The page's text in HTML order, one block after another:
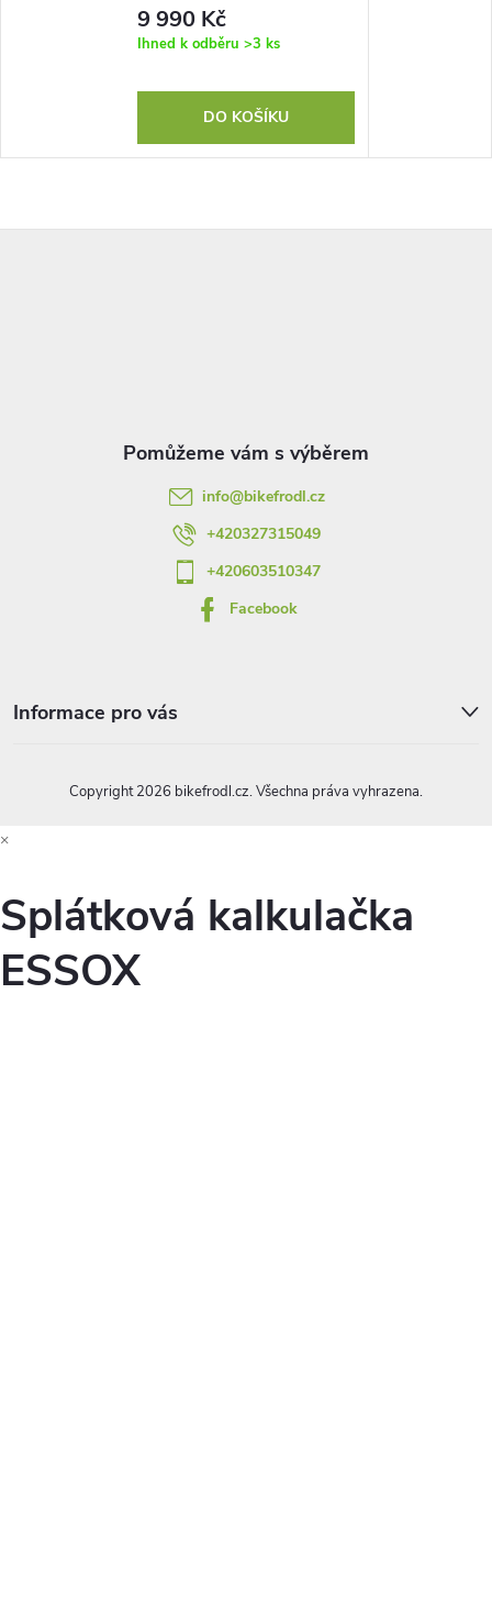
9 990 Kč
Ihned k odběru >3 ks
DO KOŠÍKU
info@bikefrodl.cz
+420327315049
+420603510347
Facebook
Informace pro vás
Copyright 2026 bikefrodl.cz. Všechna práva vyhrazena.
×
Splátková kalkulačka
ESSOX